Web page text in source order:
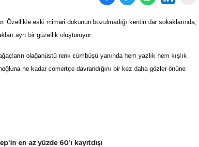
eski mimari dokunun bozulmadığı kentin dar sokaklarında,
ayrı bir güzellik oluşturuyor.
olağanüstü renk cümbüşü yanında hem yazlık hem kışlık
ne kadar cömertçe davrandığını bir kez daha gözler önüne
en az yüzde 60’ı kayıtdışı